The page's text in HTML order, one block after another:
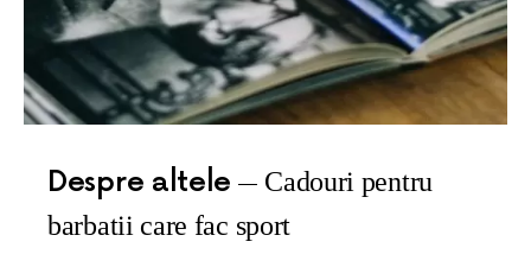
Despre altele
Cadouri pentru
barbatii care fac sport